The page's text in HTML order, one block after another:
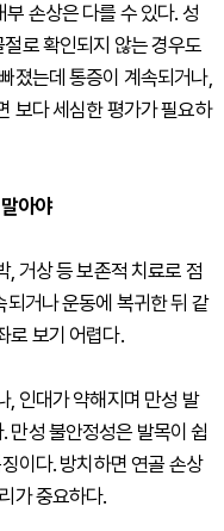
손상은 다를 수 있다. 성
로 확인되지 않는 경우도
졌는데 통증이 계속되거나,
보다 세심한 평가가 필요하
아야
, 거상 등 보존적 치료로 점
거나 운동에 복귀한 뒤 같
로 보기 어렵다.
, 인대가 약해지며 만성 발
만성 불안정성은 발목이 쉽
이다. 방치하면 연골 손상
가 중요하다.